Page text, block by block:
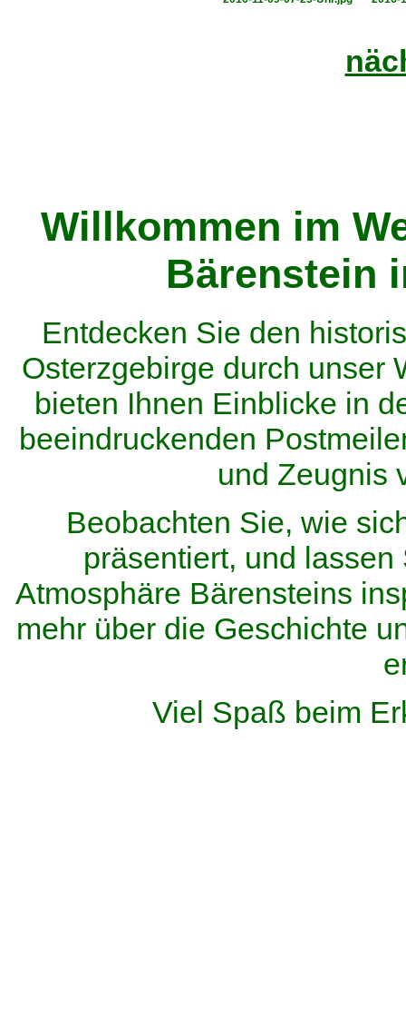
Willkommen im
Bärenstein
Entdecken Sie den
Osterzgebirge durch unser
bieten Ihnen Einblicke in
beeindruckenden
und Zeugnis
Beobachten Sie, wie
präsentiert, und
Atmosphäre Bärensteins
mehr über die Geschichte
Viel Spaß beim